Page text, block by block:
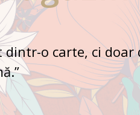
dintr-o carte, ci doar